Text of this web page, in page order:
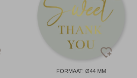
FORMAAT: Ø44 MM